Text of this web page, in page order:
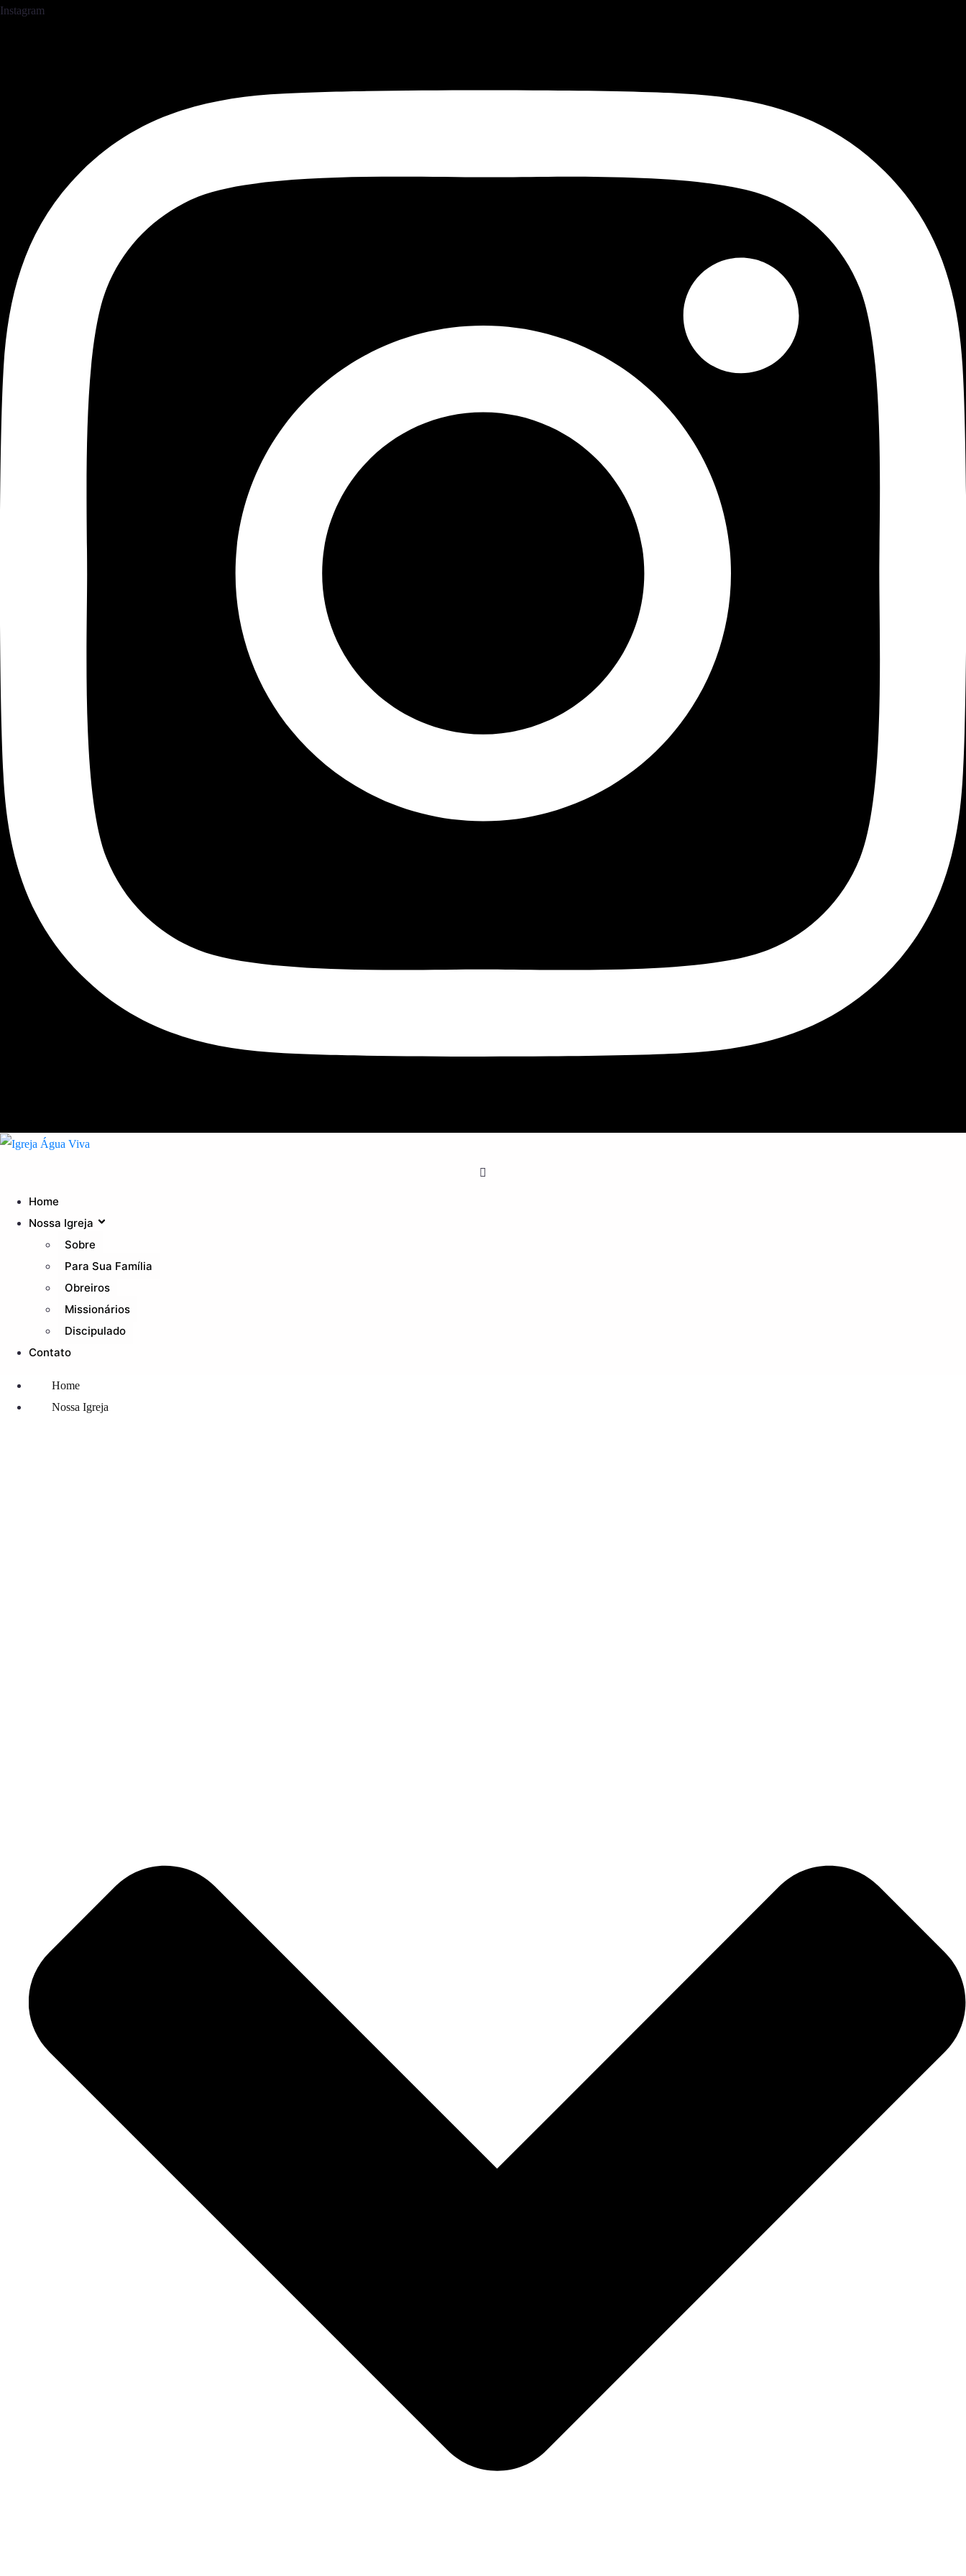
Instagram
Home
Nossa Igreja
Sobre
Para Sua Família
Obreiros
Missionários
Discipulado
Contato
Home
Nossa Igreja